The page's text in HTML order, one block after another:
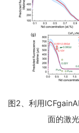
图2、利用
面的激